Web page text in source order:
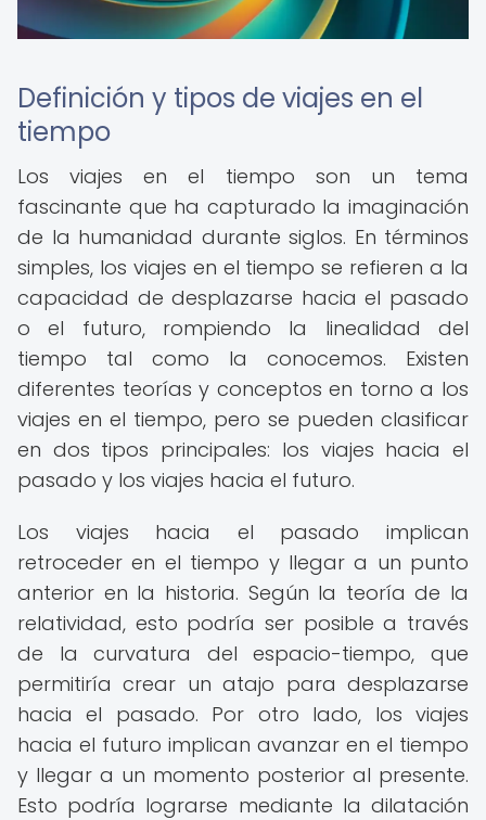
Definición y tipos de viajes en el
tiempo
Los viajes en el tiempo son un tema
fascinante que ha capturado la imaginación
de la humanidad durante siglos. En términos
simples, los viajes en el tiempo se refieren a la
capacidad de desplazarse hacia el pasado
o el futuro, rompiendo la linealidad del
tiempo tal como la conocemos. Existen
diferentes teorías y conceptos en torno a los
viajes en el tiempo, pero se pueden clasificar
en dos tipos principales: los viajes hacia el
pasado y los viajes hacia el futuro.
Los viajes hacia el pasado implican
retroceder en el tiempo y llegar a un punto
anterior en la historia. Según la teoría de la
relatividad, esto podría ser posible a través
de la curvatura del espacio-tiempo, que
permitiría crear un atajo para desplazarse
hacia el pasado. Por otro lado, los viajes
hacia el futuro implican avanzar en el tiempo
y llegar a un momento posterior al presente.
Esto podría lograrse mediante la dilatación